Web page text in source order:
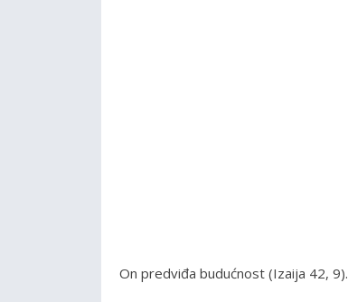
On predviđa budućnost (Izaija 42, 9).